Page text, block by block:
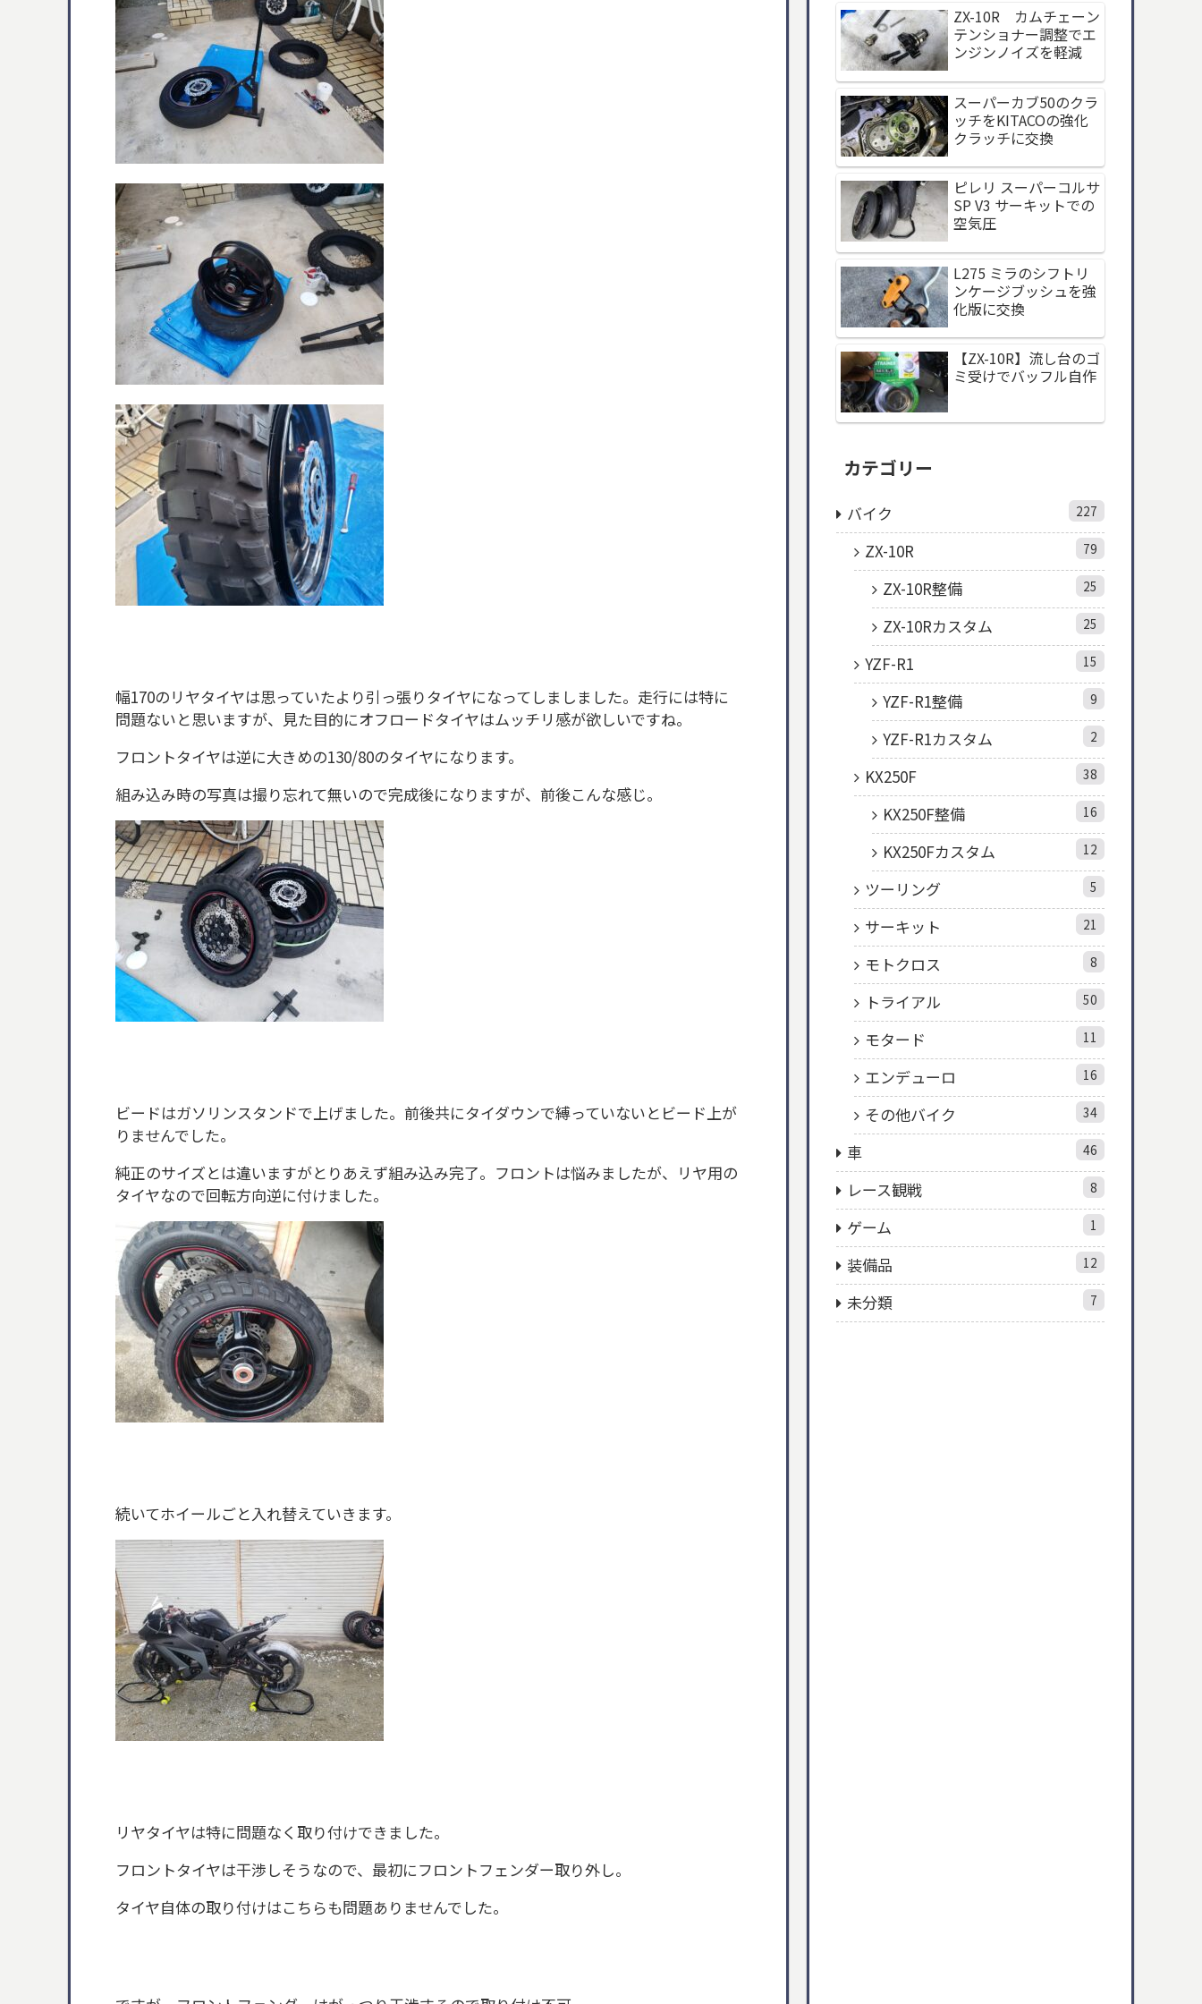
幅170のリヤタイヤは思っていたより引っ張りタイヤになってしましました。走行には特に
問題ないと思いますが、見た目的にオフロードタイヤはムッチリ感が欲しいですね。
フロントタイヤは逆に大きめの130/80のタイヤになります。
組み込み時の写真は撮り忘れて無いので完成後になりますが、前後こんな感じ。
ビードはガソリンスタンドで上げました。前後共にタイダウンで縛っていないとビード上が
りませんでした。
純正のサイズとは違いますがとりあえず組み込み完了。フロントは悩みましたが、リヤ用の
タイヤなので回転方向逆に付けました。
続いてホイールごと入れ替えていきます。
リヤタイヤは特に問題なく取り付けできました。
フロントタイヤは干渉しそうなので、最初にフロントフェンダー取り外し。
タイヤ自体の取り付けはこちらも問題ありませんでした。
ZX-10R カムチェーン
テンショナー調整でエ
ンジンノイズを軽減
スーパーカブ50のクラ
ッチをKITACOの強化
クラッチに交換
ピレリ スーパーコルサ
SP V3 サーキットでの
空気圧
L275 ミラのシフトリ
ンケージブッシュを強
化版に交換
【ZX-10R】流し台のゴ
ミ受けでバッフル自作
カテゴリー
バイク 227
ZX-10R 79
ZX-10R整備 25
ZX-10Rカスタム 25
YZF-R1 15
YZF-R1整備 9
YZF-R1カスタム 2
KX250F 38
KX250F整備 16
KX250Fカスタム 12
ツーリング 5
サーキット 21
モトクロス 8
トライアル 50
モタード 11
エンデューロ 16
その他バイク 34
車 46
レース観戦 8
ゲーム 1
装備品 12
未分類 7